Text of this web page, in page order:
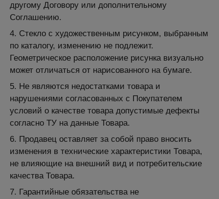
другому Договору или дополнительному
Соглашению.
4. Стекло с художественным рисунком, выбранным
по каталогу, изменению не подлежит.
Геометрическое расположение рисунка визуально
может отличаться от нарисованного на бумаге.
5. Не являются недостатками товара и
нарушениями согласованных с Покупателем
условий о качестве товара допустимые дефекты
согласно ТУ на данные Товара.
6. Продавец оставляет за собой право вносить
изменения в технические характеристики Товара,
не влияющие на внешний вид и потребительские
качества Товара.
7. Гарантийные обязательства не